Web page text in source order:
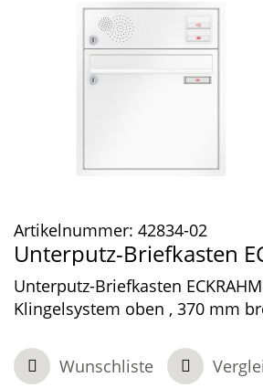
Artikelnummer: 42834-02
Unterputz-Briefkasten
Unterputz-Briefkasten
Klingelsystem oben , 370 mm
Wunschliste